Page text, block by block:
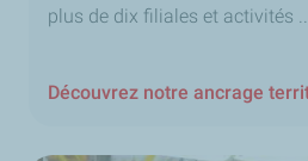
plus de dix filiales et activités ...
Découvrez notre ancrage